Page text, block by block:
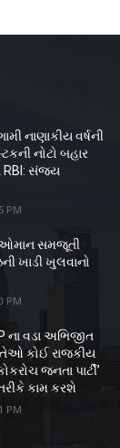
નાણાકીય વર્ષની
નોટો બહાર
RBI: સંજય
PM
ઓમાન સમજૂતી
ખાડી ખુલવાનો
PM
ના વડા અભિજીત
કોઈ રાજકીય
જનતા પાર્ટી’
કામ કરશે
PM